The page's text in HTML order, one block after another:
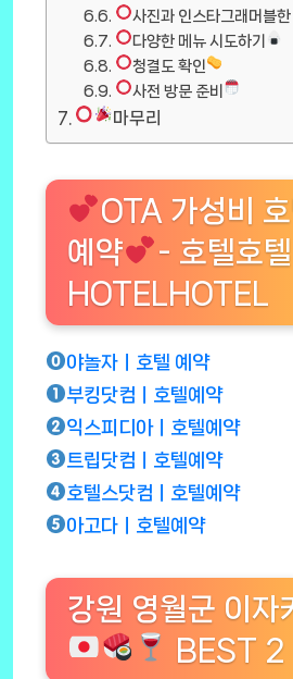
사진과 인스타그래머블
다양한 메뉴 시도하기
청결도 확인
사전 방문 준비
마무리
OTA 가성비
예약
- 호텔호텔 |
HOTELHOTEL
야놀자ㅣ호텔 예약
부킹닷컴ㅣ호텔예약
익스피디아ㅣ호텔예약
트립닷컴ㅣ호텔예약
호텔스닷컴ㅣ호텔예약
아고다ㅣ호텔예약
강원 영월군 이자
BEST 2